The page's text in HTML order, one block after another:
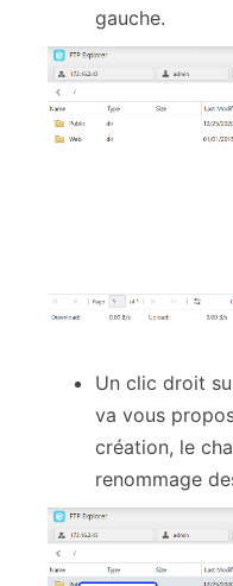
gauche.
Un clic droit
va vous
création, le
renommage